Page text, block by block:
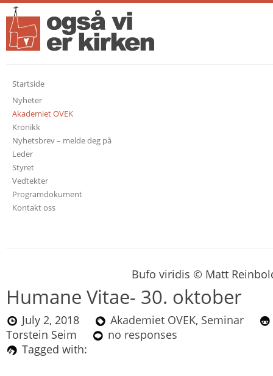
Startside
Nyheter
Akademiet OVEK
Kronikk
Nyhetsbrev – melde deg på
Leder
Styret
Vedtekter
Programdokument
Kontakt oss
Bufo viridis © Matt
Humane Vitae- 30. oktober
July 2, 2018 Akademiet OVEK, Seminar
Torstein Seim
no responses
Tagged with: